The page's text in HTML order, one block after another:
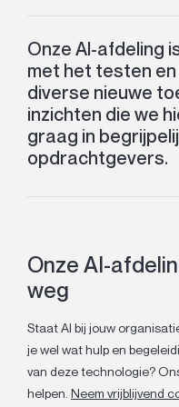
Onze AI-afdeling
met het testen
diverse nieuwe
inzichten die we
graag in
opdrachtgevers.
Onze AI-
weg
Staat AI bij jouw
je wel wat hulp en
van deze technologie?
helpen. Neem vrijblijvend